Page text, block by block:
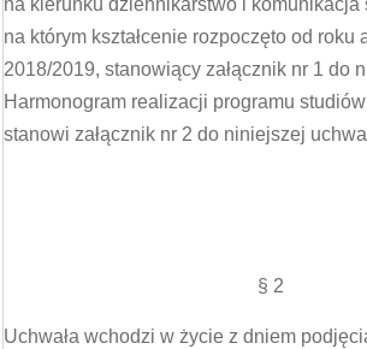
na kierunku dziennikarstwo i komunikacja
na którym kształcenie rozpoczęto od roku
2018/2019, stanowiący załącznik nr 1 do
Harmonogram realizacji programu
stanowi załącznik nr 2 do niniejszej
§ 2
Uchwała wchodzi w życie z dniem